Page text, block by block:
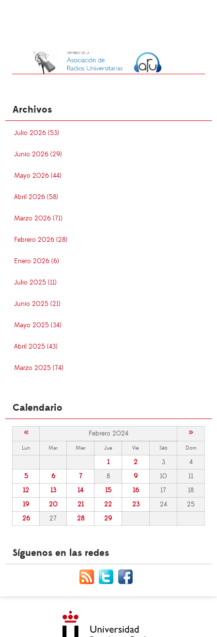
Archivos
Julio 2026 (53)
Junio 2026 (29)
Mayo 2026 (44)
Abril 2026 (58)
Marzo 2026 (71)
Febrero 2026 (28)
Enero 2026 (6)
Julio 2025 (11)
Junio 2025 (21)
Mayo 2025 (34)
Abril 2025 (43)
Marzo 2025 (74)
Calendario
« Febrero 2024 »
Lun Mar Mier Jue Vie Sáb Dom
1 2 3
4
5
6 7 8 9 10
11
12
13 14 15 16 17
18
19
20 21 22 23 24
25
26
27 28 29
Síguenos en las redes